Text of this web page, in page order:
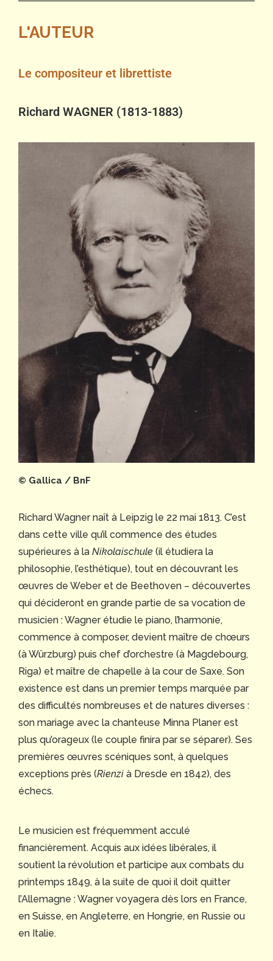
L'AUTEUR
Le compositeur et librettiste
Richard WAGNER (1813-1883)
© Gallica / BnF
Richard Wagner naît à Leipzig le 22 mai 1813. C’est
dans cette ville qu’il commence des études
supérieures à la Nikolaischule (il étudiera la
philosophie, l’esthétique), tout en découvrant les
œuvres de Weber et de Beethoven – découvertes
qui décideront en grande partie de sa vocation de
musicien : Wagner étudie le piano, l’harmonie,
commence à composer, devient maître de chœurs
(à Würzburg) puis chef d’orchestre (à Magdebourg,
Riga) et maître de chapelle à la cour de Saxe. Son
existence est dans un premier temps marquée par
des difficultés nombreuses et de natures diverses :
son mariage avec la chanteuse Minna Planer est
plus qu’orageux (le couple finira par se séparer). Ses
premières œuvres scéniques sont, à quelques
exceptions près (Rienzi à Dresde en 1842), des
échecs.
Le musicien est fréquemment acculé
financièrement. Acquis aux idées libérales, il
soutient la révolution et participe aux combats du
printemps 1849, à la suite de quoi il doit quitter
l’Allemagne : Wagner voyagera dès lors en France,
en Suisse, en Angleterre, en Hongrie, en Russie ou
en Italie.